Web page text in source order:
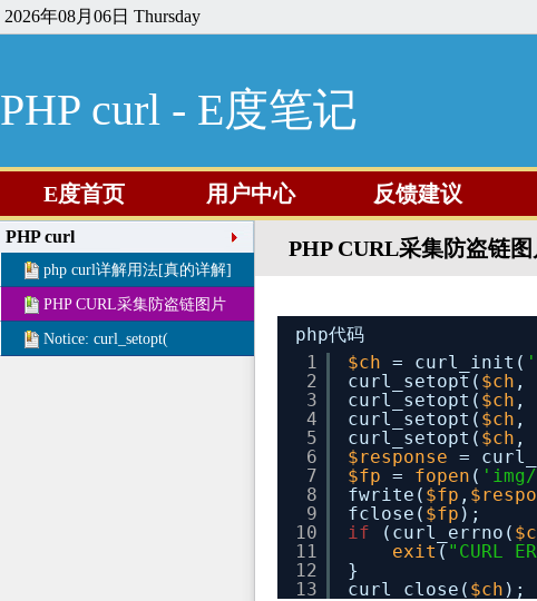
2026年08月06日 Thursday
PHP curl - E度笔记
E度首页 用户中心 反馈建议
PHP curl
php curl详解用法[真的详解]
PHP CURL采集防盗链图片
Notice: curl_setopt(
PHP CURL采集防盗链
php代码
1
2
3
4
5
6
7
8
9
10
11
12
13
$ch = curl_init( '
curl_setopt( $ch ,
curl_setopt( $ch ,
curl_setopt( $ch ,
curl_setopt( $ch ,
$response =
$fp = fopen (
fwrite( $fp ,
fclose( $fp );
if
(curl_errno(
exit ( "CURL
}
curl_close( $ch );